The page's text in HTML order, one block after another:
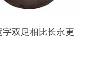
字双足相比长永更